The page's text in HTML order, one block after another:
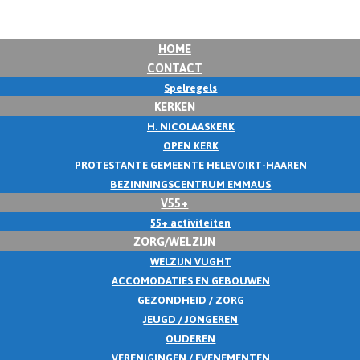
HOME
CONTACT
Spelregels
KERKEN
H. NICOLAASKERK
OPEN KERK
PROTESTANTE GEMEENTE HELEVOIRT-HAAREN
BEZINNINGSCENTRUM EMMAUS
V55+
55+ activiteiten
ZORG/WELZIJN
WELZIJN VUGHT
ACCOMODATIES EN GEBOUWEN
GEZONDHEID / ZORG
JEUGD / JONGEREN
OUDEREN